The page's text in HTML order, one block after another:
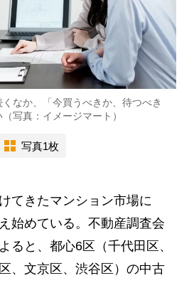
なか、「今買うべきか、待つべき
写真：イメージマート）
写真1枚
てきたマンション市場に
始めている。不動産調査会
ると、都心6区（千代田区、
、文京区、渋谷区）の中古